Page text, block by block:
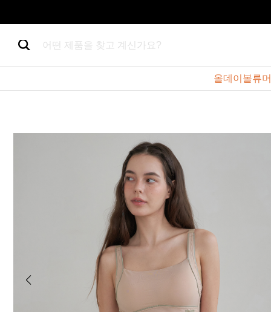
어떤 제품을 찾고 계신가요?
올데이볼류